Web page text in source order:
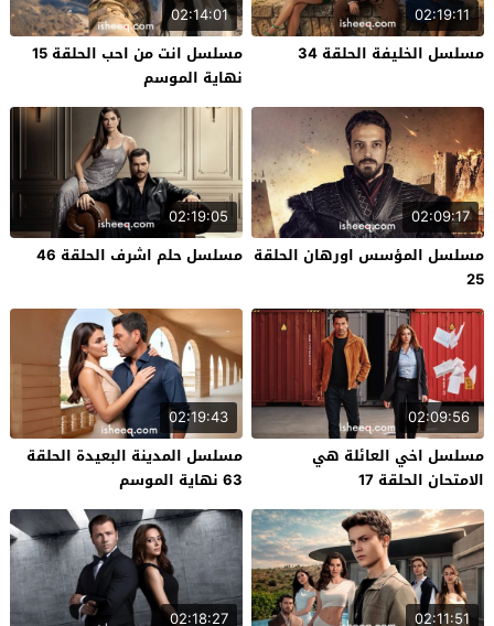
02:19:11
مسلسل الخليفة الحلقة 34
02:14:01
مسلسل انت من احب الحلقة 15
نهاية الموسم
02:09:17
مسلسل المؤسس اورهان الحلقة
25
02:19:05
مسلسل حلم اشرف الحلقة 46
02:09:56
مسلسل اخي العائلة هي
الامتحان الحلقة 17
02:19:43
مسلسل المدينة البعيدة الحلقة
63 نهاية الموسم
02:11:51
02:18:27